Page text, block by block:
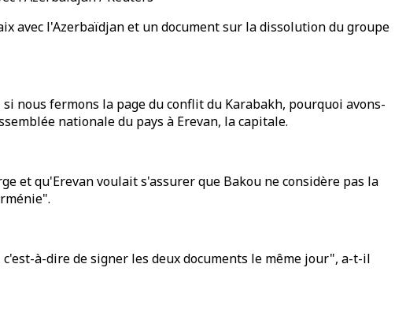
avec l'Azerbaïdjan et un document sur la dissolution du groupe
nous fermons la page du conflit du Karabakh, pourquoi avons-
nationale du pays à Erevan, la capitale.
et qu'Erevan voulait s'assurer que Bakou ne considère pas la
à-dire de signer les deux documents le même jour", a-t-il